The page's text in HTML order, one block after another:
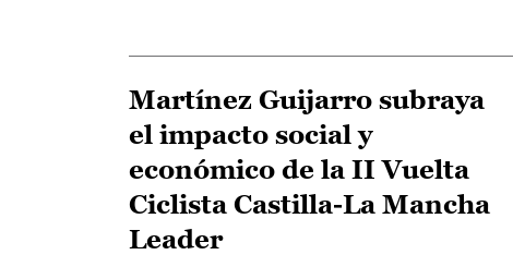
Martínez Guijarro subraya
el impacto social y
económico de la II Vuelta
Ciclista Castilla-La Mancha
Leader